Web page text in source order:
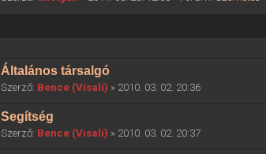
Általános társalgó
Szerző: Bence (Visali) » 2010. 03. 02. 20:36
Segítség
Szerző: Bence (Visali) » 2010. 03. 02. 20:37